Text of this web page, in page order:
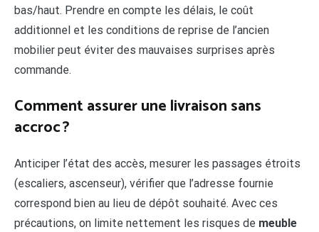
bas/haut. Prendre en compte les délais, le coût
additionnel et les conditions de reprise de l’ancien
mobilier peut éviter des mauvaises surprises après
commande.
Comment assurer une livraison sans
accroc ?
Anticiper l’état des accès, mesurer les passages étroits
(escaliers, ascenseur), vérifier que l’adresse fournie
correspond bien au lieu de dépôt souhaité. Avec ces
précautions, on limite nettement les risques de meuble